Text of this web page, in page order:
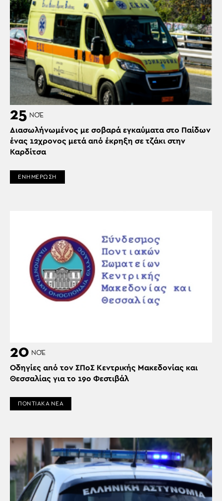
25 ΝΟΈ
Διασωλήνωμένος με σοβαρά εγκαύματα στο Παίδων
ένας 12χρονος μετά από έκρηξη σε τζάκι στην
Καρδίτσα
ΕΝΗΜΕΡΩΣΗ
20 ΝΟΈ
Οδηγίες από τον ΣΠοΣ Κεντρικής Μακεδονίας και
Θεσσαλίας για το 19ο Φεστιβάλ
ΠΟΝΤΙΑΚΑ ΝΕΑ